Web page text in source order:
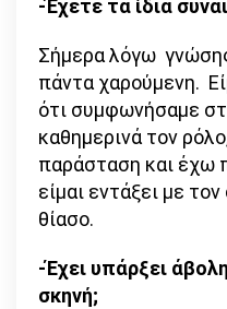
-Έχετε τα ίδια
Σήμερα λόγω γνώσης
πάντα χαρούμενη.
ότι συμφωνήσαμε
καθημερινά τον
παράσταση και έχω
είμαι εντάξει με
θίασο.
-Έχει υπάρξει
σκηνή;